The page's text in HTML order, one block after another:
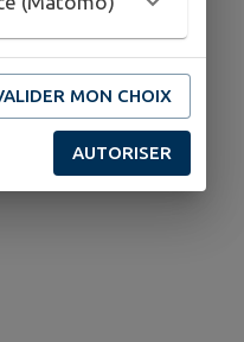
MON CHOIX
AUTORISER